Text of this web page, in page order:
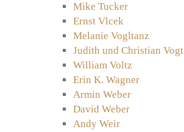
Mike Tucker
Ernst Vlcek
Melanie Vogltanz
Judith und Christian Vogt
William Voltz
Erin K. Wagner
Armin Weber
David Weber
Andy Weir